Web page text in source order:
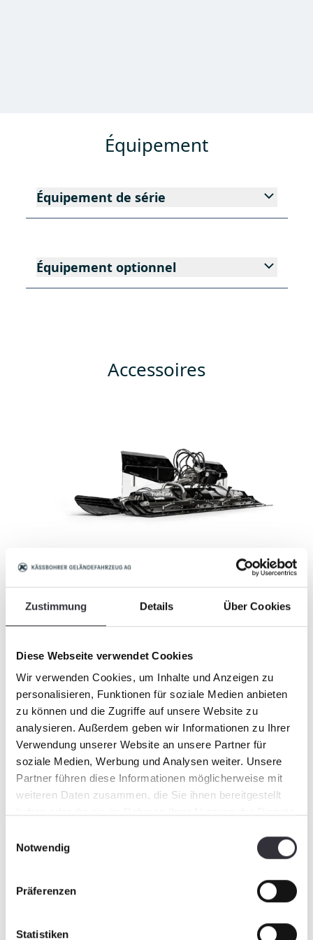
Zustimmung Details Über Cookies
Diese Webseite verwendet Cookies
Wir verwenden Cookies, um Inhalte und Anzeigen zu
personalisieren, Funktionen für soziale Medien anbieten
zu können und die Zugriffe auf unsere Website zu
analysieren. Außerdem geben wir Informationen zu Ihrer
Verwendung unserer Website an unsere Partner für
soziale Medien, Werbung und Analysen weiter. Unsere
Partner führen diese Informationen möglicherweise mit
weiteren Daten zusammen, die Sie ihnen bereitgestellt
Notwendig
Präferenzen
Statistiken
Équipement
Équipement de série
Équipement optionnel
Accessoires
Fraise AlpinFlex SmartCut